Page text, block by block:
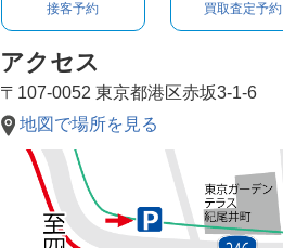
接客予約 買取査定予約
アクセス
〒107-0052 東京都港区赤坂3-1-6
地図で場所を見る